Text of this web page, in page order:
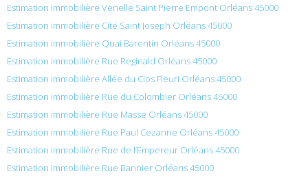
Estimation immobilière Venelle Saint Pierre Empont Orléans 45000
Estimation immobilière Cité Saint Joseph Orléans 45000
Estimation immobilière Quai Barentin Orléans 45000
Estimation immobilière Rue Reginald Orléans 45000
Estimation immobilière Allée du Clos Fleuri Orléans 45000
Estimation immobilière Rue du Colombier Orléans 45000
Estimation immobilière Rue Masse Orléans 45000
Estimation immobilière Rue Paul Cezanne Orléans 45000
Estimation immobilière Rue de l’Empereur Orléans 45000
Estimation immobilière Rue Bannier Orléans 45000